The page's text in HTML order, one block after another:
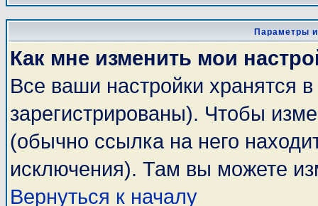
Параметры
Как мне изменить мои
Все ваши настройки хранятся
зарегистрированы). Чтобы
(обычно ссылка на него
исключения). Там вы можете
Вернуться к началу